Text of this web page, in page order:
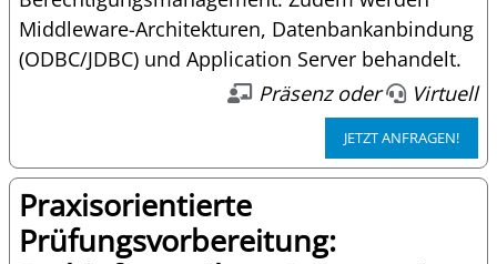
Middleware-Architekturen, Datenbankanbindung
(ODBC/JDBC) und Application Server behandelt.
Präsenz oder
Virtuell
JETZT ANFRAGEN!
Praxisorientierte
Prüfungsvorbereitung: